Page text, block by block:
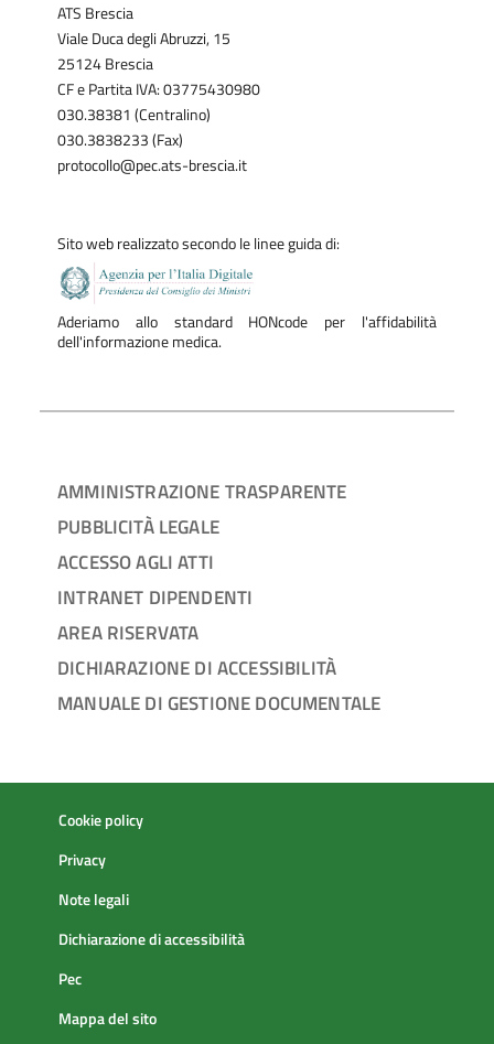
ATS Brescia
Viale Duca degli Abruzzi, 15
25124 Brescia
CF e Partita IVA: 03775430980
030.38381 (Centralino)
030.3838233 (Fax)
protocollo@pec.ats-brescia.it
Sito web realizzato secondo le linee guida di:
Aderiamo allo standard HONcode per l'affidabilità
dell'informazione medica.
AMMINISTRAZIONE TRASPARENTE
PUBBLICITÀ LEGALE
ACCESSO AGLI ATTI
INTRANET DIPENDENTI
AREA RISERVATA
DICHIARAZIONE DI ACCESSIBILITÀ
MANUALE DI GESTIONE DOCUMENTALE
Cookie policy
Privacy
Note legali
Dichiarazione di accessibilità
Pec
Mappa del sito